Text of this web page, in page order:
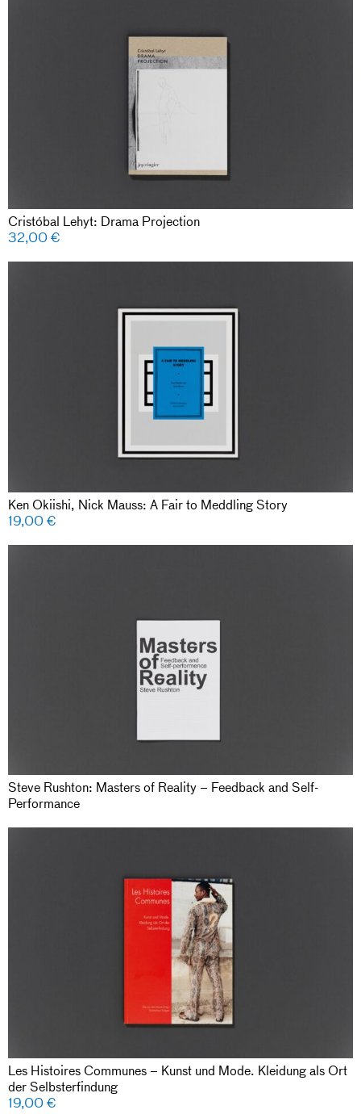
Cristóbal Lehyt: Drama Projection
32,00€
Ken Okiishi, Nick Mauss: A Fair to Meddling Story
19,00€
Steve Rushton: Masters of Reality – Feedback and Self-
Performance
Les Histoires Communes – Kunst und Mode. Kleidung als Ort
der Selbsterfindung
19,00€